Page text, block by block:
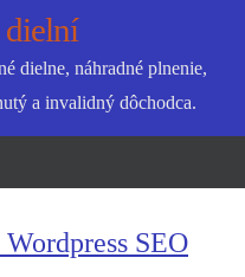
dielní
dielne, náhradné plnenie,
a invalidný dôchodca.
SEO